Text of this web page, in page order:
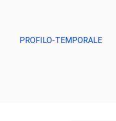
PROFILO-TEMPORALE